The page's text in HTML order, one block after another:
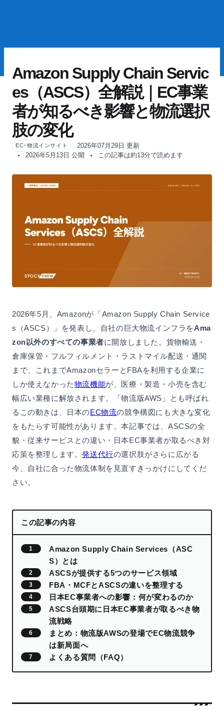
Amazon Supply Chain Servic
es（ASCS）全解説｜EC事業
者が知るべき影響と物流選択
肢の変化
EC･物流インサイト
2026年07月29日 更新
2026年5月13日 公開
この記事は約13分で読めます
2026年5月、Amazonが「Amazon Supply Chain Service
s（ASCS）」を発表し、自社の巨大物流インフラをAma
zon以外のすべての事業者に開放しました。貨物輸送・
倉庫保管・フルフィルメント・ラストマイル配送・通関
まで、これまでAmazonセラーとFBAを利用する企業に
しか使えなかった物流機能が、医療・製造・小売を含む
幅広い業種に解放されます。「物流版AWS」とも呼ばれ
るこの動きは、日本のEC物流の競争構図にも大きな変化
をもたらす可能性があります。本記事では、ASCSの全
貌・従来サービスとの違い・日本EC事業者が取るべき対
応策を整理します。発送代行の選択肢がさらに広がる
今、自社に合った物流体制を見直すきっかけにしてくだ
さい。
この記事の内容
Amazon Supply Chain Services（ASC
S）とは
ASCSが提供する5つのサービス領域
FBA・MCFとASCSの違いを整理する
日本EC事業者への影響：何が変わるのか
ASCS台頭期に日本EC事業者が取るべき物
流戦略
まとめ：物流版AWSの登場でEC物流競争
は新局面へ
よくある質問（FAQ）